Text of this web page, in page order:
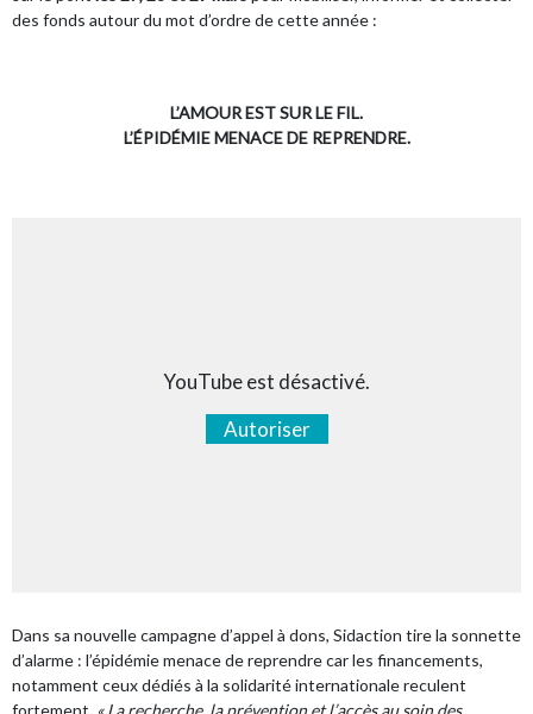
des fonds autour du mot d’ordre de cette année :
L’AMOUR EST SUR LE FIL.
L’ÉPIDÉMIE MENACE DE REPRENDRE.
YouTube est désactivé.
Autoriser
Dans sa nouvelle campagne d’appel à dons, Sidaction tire la sonnette
d’alarme : l’épidémie menace de reprendre car les financements,
notamment ceux dédiés à la solidarité internationale reculent